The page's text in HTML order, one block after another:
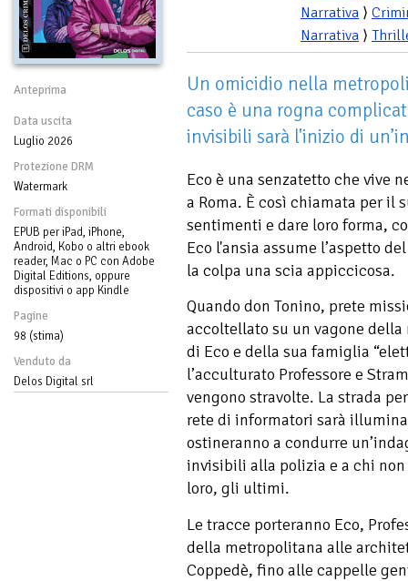
Anteprima
Data uscita
Luglio 2026
Protezione DRM
Watermark
Formati disponibili
EPUB per iPad, iPhone,
Android, Kobo o altri ebook
reader, Mac o PC con Adobe
Digital Editions, oppure
dispositivi o app Kindle
Pagine
98 (stima)
Venduto da
Delos Digital srl
Narrativa ⟩
Narrativa ⟩
Un omicidio nella
caso è una rogna
invisibili sarà l'inizio di
Eco è una senzatetto che vive
a Roma. È così chiamata per il
sentimenti e dare loro forma,
Eco l'ansia assume l’aspetto
la colpa una scia appiccicosa.
Quando don Tonino, prete
accoltellato su un vagone
di Eco e della sua famiglia
l’acculturato Professore e
vengono stravolte. La strada
rete di informatori sarà
ostineranno a condurre
invisibili alla polizia e a chi
loro, gli ultimi.
Le tracce porteranno Eco,
della metropolitana alle
Coppedè, fino alle cappelle